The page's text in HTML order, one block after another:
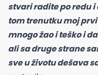
stvari radite po redu i
tom trenutku moj
mnogo žao i teško i
ali sa druge strane
sve u životu dešava